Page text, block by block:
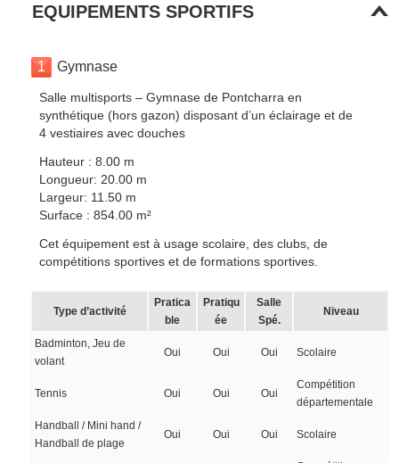
EQUIPEMENTS SPORTIFS
1 Gymnase
Salle multisports – Gymnase de Pontcharra en
synthétique (hors gazon) disposant d’un éclairage et de
4 vestiaires avec douches
Hauteur : 8.00 m
Longueur: 20.00 m
Largeur: 11.50 m
Surface : 854.00 m²
Cet équipement est à usage scolaire, des clubs, de
compétitions sportives et de formations sportives.
Type d’activité
Pratica
ble
Pratiqu
ée
Salle
Spé.
Niveau
Badminton, Jeu de
volant
Oui Oui Oui Scolaire
Tennis Oui Oui Oui
Compétition
départementale
Handball / Mini hand /
Handball de plage
Oui Oui Oui Scolaire